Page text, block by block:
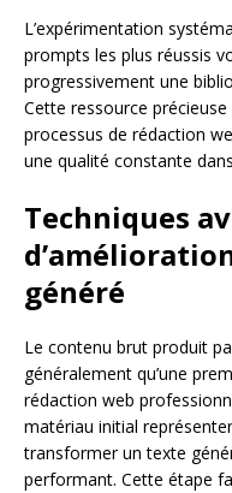
L’expérimentation
prompts les plus réussis
progressivement une
Cette ressource
processus de rédaction
une qualité constante
Techniques
généré
Le contenu brut produit
généralement qu’une
rédaction web
matériau initial
transformer un texte
performant. Cette étape